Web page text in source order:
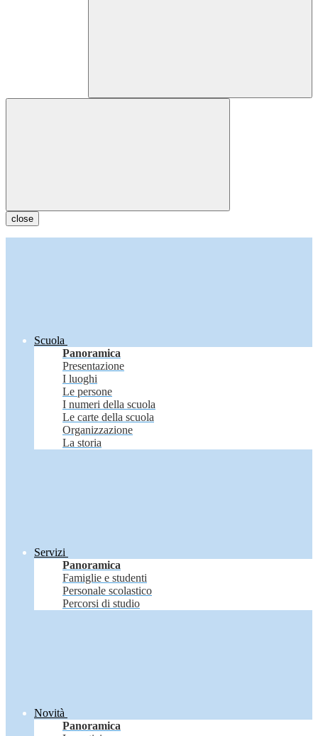
close
Scuola
Panoramica
Presentazione
I luoghi
Le persone
I numeri della scuola
Le carte della scuola
Organizzazione
La storia
Servizi
Panoramica
Famiglie e studenti
Personale scolastico
Percorsi di studio
Novità
Panoramica